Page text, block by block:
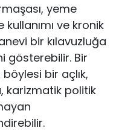
yeme
ve kronik
bir kılavuzluğa
gösterebilir. Bir
bir açlık,
karizmatik politik